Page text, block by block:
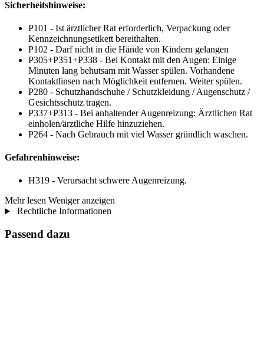
Sicherheitshinweise:
P101 - Ist ärztlicher Rat erforderlich, Verpackung oder
Kennzeichnungsetikett bereithalten.
P102 - Darf nicht in die Hände von Kindern gelangen
P305+P351+P338 - Bei Kontakt mit den Augen: Einige
Minuten lang behutsam mit Wasser spülen. Vorhandene
Kontaktlinsen nach Möglichkeit entfernen. Weiter spülen.
P280 - Schutzhandschuhe / Schutzkleidung / Augenschutz /
Gesichtsschutz tragen.
P337+P313 - Bei anhaltender Augenreizung: Ärztlichen Rat
einholen/ärztliche Hilfe hinzuziehen.
P264 - Nach Gebrauch mit viel Wasser gründlich waschen.
Gefahrenhinweise:
H319 - Verursacht schwere Augenreizung.
Mehr lesen Weniger anzeigen
Rechtliche Informationen
Passend dazu